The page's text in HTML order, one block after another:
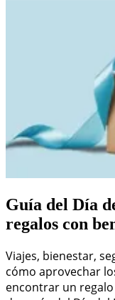
Guía del Día
regalos con
Viajes, bienestar,
cómo aprovechar
encontrar un